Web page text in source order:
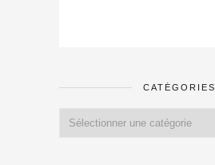
CATÉGORIES